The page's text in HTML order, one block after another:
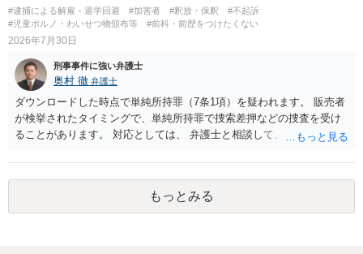
#逮捕による解雇・退学回避 #加害者 #釈放・保釈
#不起訴
#児童ポルノ・わいせつ物頒布等
#前科・前歴をつけたくない
2026年7月30日
刑事事件に強い弁護士
奥村 徹 弁護士
ダウンロードした時点で単純所持罪（7条1項）を疑われます。 販売者
が検挙されたタイミングで、単純所持罪で捜索差押などの捜査を受け
ることがあります。 対応としては、 弁護士と相談して、 児童ポルノ
談しておく などが考えられます。
もっとみる